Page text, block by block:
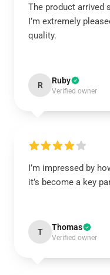
The product arrived
I’m extremely
quality.
R Ruby
Verified owner
I’m impressed by
it’s become a key
T Thomas
Verified owner